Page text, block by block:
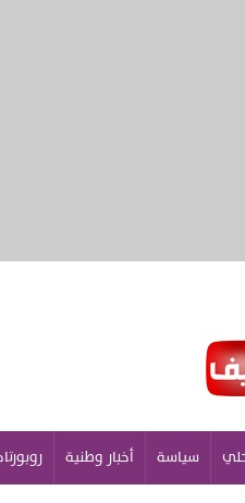
سياسة أخبار وطنية